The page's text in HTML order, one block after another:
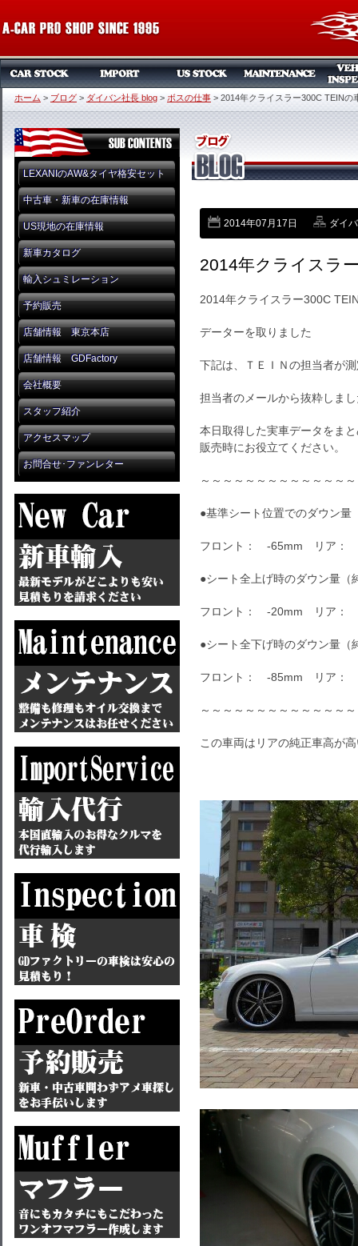
ホーム > ブログ > ダイバン社長 blog > ボスの仕事 > 2014年クライスラー300C TEINの
LEXANIのAW&タイヤ格安セット
中古車・新車の在庫情報
US現地の在庫情報
新車カタログ
輸入シュミレーション
予約販売
店舗情報 東京本店
店舗情報 GDFactory
会社概要
スタッフ紹介
アクセスマップ
お問合せ･ファンレター
2014年07月17日 ダイ
2014年クライスラ
2014年クライスラー300C
データーを取りました
下記は、ＴＥＩＮの担当者が
担当者のメールから抜粋しま
本日取得した実車データをま
販売時にお役立てください。
～～～～～～～～～～～～～
●基準シート位置でのダウン量
フロント： -65mm リア：
●シート全上げ時のダウン量（
フロント： -20mm リア：
●シート全下げ時のダウン量（
フロント： -85mm リア：
～～～～～～～～～～～～～
この車両はリアの純正車高が